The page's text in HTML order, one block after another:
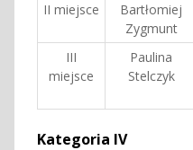
II miejsce
Bartłomiej
Zygmunt
III
miejsce
Paulina
Stelczyk
Kategoria IV